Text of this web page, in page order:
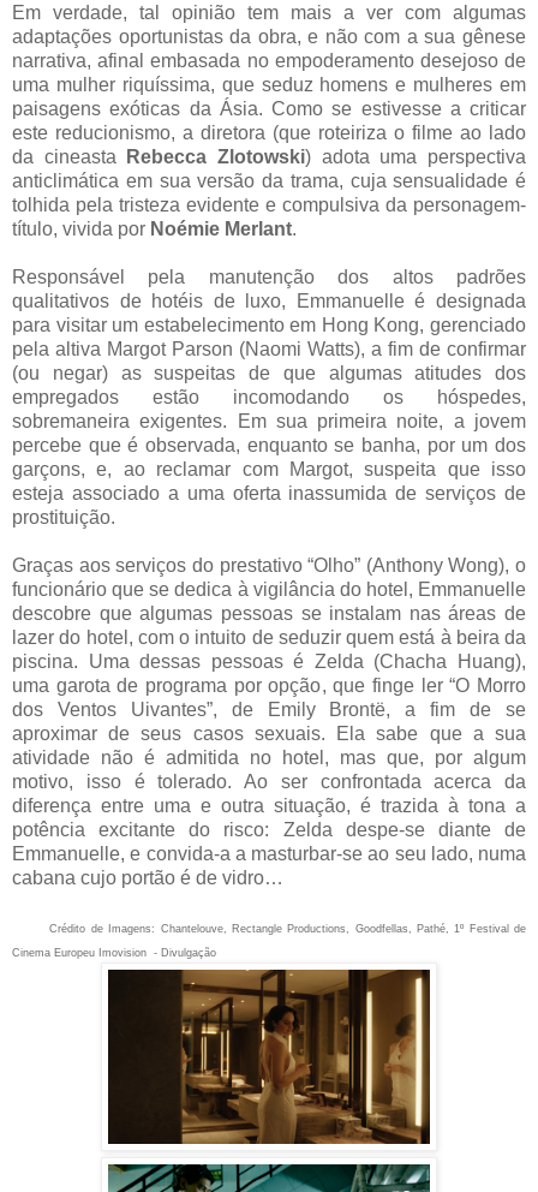
Em verdade, tal opinião tem mais a ver com algumas
adaptações oportunistas da obra, e não com a sua gênese
narrativa, afinal embasada no empoderamento desejoso de
uma mulher riquíssima, que seduz homens e mulheres em
paisagens exóticas da Ásia. Como se estivesse a criticar
este reducionismo, a diretora (que roteiriza o filme ao lado
da cineasta
Rebecca Zlotowski) adota uma perspectiva
anticlimática em sua versão da trama, cuja sensualidade é
tolhida pela tristeza evidente e compulsiva da personagem-
título, vivida por Noémie Merlant.
Responsável pela manutenção dos altos padrões
qualitativos de hotéis de luxo, Emmanuelle é designada
para visitar um estabelecimento em Hong Kong, gerenciado
pela altiva Margot Parson (Naomi Watts), a fim de confirmar
(ou negar) as suspeitas de que algumas atitudes dos
empregados estão incomodando os hóspedes,
sobremaneira exigentes. Em sua primeira noite, a jovem
percebe que é observada, enquanto se banha, por um dos
garçons, e, ao reclamar com Margot, suspeita que isso
esteja associado a uma oferta inassumida de serviços de
prostituição.
Graças aos serviços do prestativo “Olho” (Anthony Wong), o
funcionário que se dedica à vigilância do hotel, Emmanuelle
descobre que algumas pessoas se instalam nas áreas de
lazer do hotel, com o intuito de seduzir quem está à beira da
piscina. Uma dessas pessoas é Zelda (Chacha Huang),
uma garota de programa por opção, que finge ler “O Morro
dos Ventos Uivantes”, de Emily Brontë, a fim de se
aproximar de seus casos sexuais. Ela sabe que a sua
atividade não é admitida no hotel, mas que, por algum
motivo, isso é tolerado. Ao ser confrontada acerca da
diferença entre uma e outra situação, é trazida à tona a
potência excitante do risco: Zelda despe-se diante de
Emmanuelle, e convida-a a masturbar-se ao seu lado, numa
cabana cujo portão é de vidro…
Crédito de Imagens: Chantelouve, Rectangle Productions, Goodfellas, Pathé, 1º Festival de
Cinema Europeu Imovision - Divulgação